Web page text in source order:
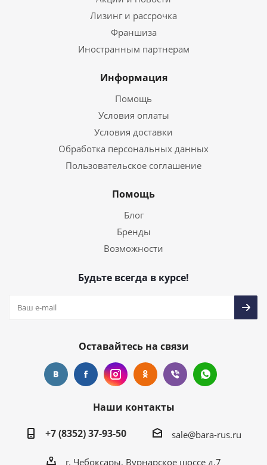
Лизинг и рассрочка
Франшиза
Иностранным партнерам
Информация
Помощь
Условия оплаты
Условия доставки
Обработка персональных данных
Пользовательское соглашение
Помощь
Блог
Бренды
Возможности
Будьте всегда в курсе!
Оставайтесь на связи
Наши контакты
+7 (8352) 37-93-50
sale@bara-rus.ru
г. Чебоксары, Вурнарское шоссе д.7